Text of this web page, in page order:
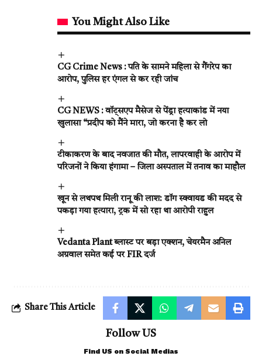
You Might Also Like
CG Crime News : पति के सामने महिला से गैंगरेप का
आरोप, पुलिस हर एंगल से कर रही जांच
CG NEWS : वॉट्सएप मैसेज से पेंड्रा हत्याकांड में नया
खुलासा “प्रदीप को मैंने मारा, जो करना है कर लो
टीकाकरण के बाद नवजात की मौत, लापरवाही के आरोप में
परिजनों ने किया हंगामा – जिला अस्पताल में तनाव का माहौल
खून से लथपथ मिली रानू की लाश: डॉग स्क्वायड की मदद से
पकड़ा गया हत्यारा, ट्रक में सो रहा था आरोपी राहुल
Vedanta Plant ब्लास्ट पर बड़ा एक्शन, चेयरमैन अनिल
अग्रवाल समेत कई पर FIR दर्ज
Share This Article
Follow US
Find US on Social Medias